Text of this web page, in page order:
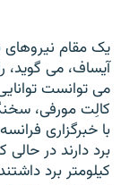
گزارش‌های ویدئویی
English
به ما بپیوندید
یک مقام نیروهای
آیساف، می گوید،
می توانست
کالِت مورفی،
کیلومتر برد